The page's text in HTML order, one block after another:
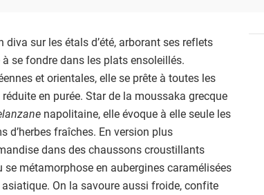
diva sur les étals d’été, arborant ses reflets
se fondre dans les plats ensoleillés.
et orientales, elle se prête à toutes les
en purée. Star de la moussaka grecque
napolitaine, elle évoque à elle seule les
fraîches. En version plus
dans des chaussons croustillants
se métamorphose en aubergines caramélisées
On la savoure aussi froide, confite